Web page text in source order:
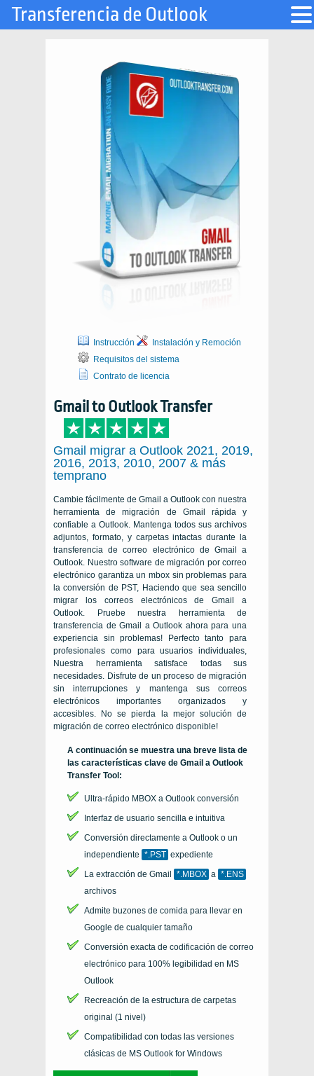
Instrucción
Instalación y Remoción
Requisitos del sistema
Contrato de licencia
Gmail to Outlook Transfer
Gmail migrar a Outlook 2021, 2019,
2016, 2013, 2010, 2007 & más
temprano
Cambie fácilmente de Gmail a Outlook con nuestra
herramienta de migración de Gmail rápida y
confiable a Outlook. Mantenga todos sus archivos
adjuntos, formato, y carpetas intactas durante la
transferencia de correo electrónico de Gmail a
Outlook. Nuestro software de migración por correo
electrónico garantiza un mbox sin problemas para
la conversión de PST, Haciendo que sea sencillo
migrar los correos electrónicos de Gmail a
Outlook. Pruebe nuestra herramienta de
transferencia de Gmail a Outlook ahora para una
experiencia sin problemas! Perfecto tanto para
profesionales como para usuarios individuales,
Nuestra herramienta satisface todas sus
necesidades. Disfrute de un proceso de migración
sin interrupciones y mantenga sus correos
electrónicos importantes organizados y
accesibles. No se pierda la mejor solución de
migración de correo electrónico disponible!
A continuación se muestra una breve lista de
las características clave de Gmail a Outlook
Transfer Tool:
Ultra-rápido MBOX a Outlook conversión
Interfaz de usuario sencilla e intuitiva
Conversión directamente a Outlook o un
independiente *.PST expediente
La extracción de Gmail
*.MBOX a *.ENS
archivos
Admite buzones de comida para llevar en
Google de cualquier tamaño
Conversión exacta de codificación de correo
electrónico para 100% legibilidad en MS
Outlook
Recreación de la estructura de carpetas
original (1 nivel)
Compatibilidad con todas las versiones
clásicas de MS Outlook for Windows
Transferencia de Outlook